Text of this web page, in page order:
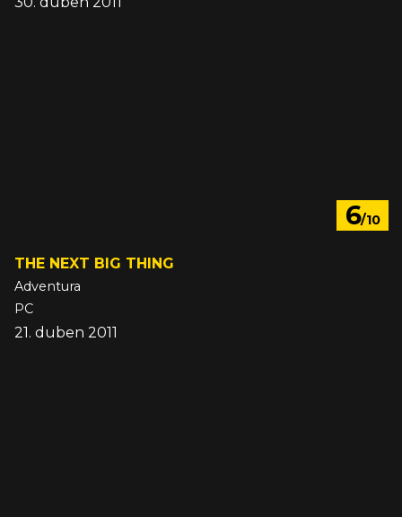
6/10
THE NEXT BIG THING
Adventura
PC
21. duben 2011